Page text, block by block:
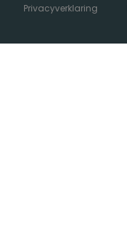
Privacyverklaring